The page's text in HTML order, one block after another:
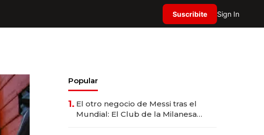
Suscribite Sign In
Popular
1. El otro negocio de Messi tras el
Mundial: El Club de la Milanesa